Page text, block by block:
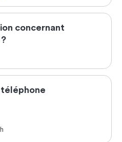
concernant